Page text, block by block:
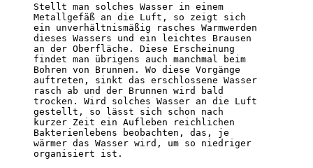
Stellt man solches Wasser in einem
Metallgefäß an die Luft, so zeigt sich
ein unverhältnismäßig rasches Warmwerden
dieses Wassers und ein leichtes Brausen
an der Oberfläche. Diese Erscheinung
findet man übrigens auch manchmal beim
Bohren von Brunnen. Wo diese Vorgänge
auftreten, sinkt das erschlossene Wasser
rasch ab und der Brunnen wird bald
trocken. Wird solches Wasser an die Luft
gestellt, so lässt sich schon nach
kurzer Zeit ein Aufleben reichlichen
Bakterienlebens beobachten, das, je
wärmer das Wasser wird, um so niedriger
organisiert